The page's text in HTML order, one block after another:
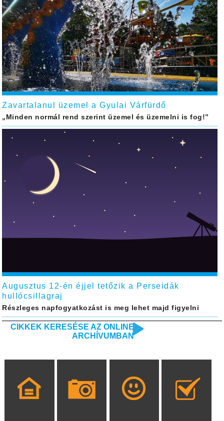
Zavartalanul üzemel a Gyulai Várfürdő
„Minden normál rend szerint üzemel és üzemelni is fog!”
Augusztus 12-én éjjel tetőzik a Perseidák
hullócsillagraj
Részleges napfogyatkozást is meg lehet majd figyelni
CIKKEK KERESÉSE AZ ONLINE
ARCHÍVUMBAN